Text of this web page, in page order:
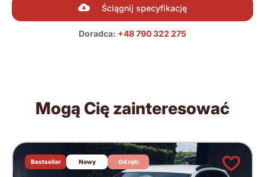
Ściągnij specyfikację
Doradca: +48 790 322 275
Mogą Cię zainteresować
Bestseller Nowy Od ręki